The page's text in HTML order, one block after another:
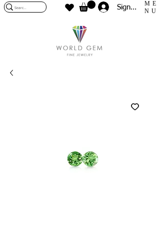
Sign In
ME
NU